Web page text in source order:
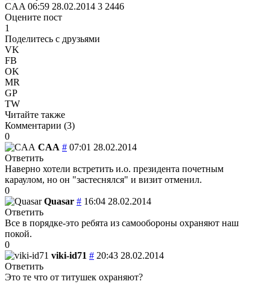
CAA 06:59 28.02.2014 3 2446
Оцените пост
1
Поделитесь с друзьями
VK
FB
OK
MR
GP
TW
Читайте также
Комментарии (3)
0
CAA # 07:01 28.02.2014
Ответить
Наверно хотели встретить и.о. президента почетным
караулом, но он "застеснялся" и визит отменил.
0
Quasar # 16:04 28.02.2014
Ответить
Все в порядке-это ребята из самообороны охраняют наш
покой.
0
viki-id71 # 20:43 28.02.2014
Ответить
Это те что от титушек охраняют?